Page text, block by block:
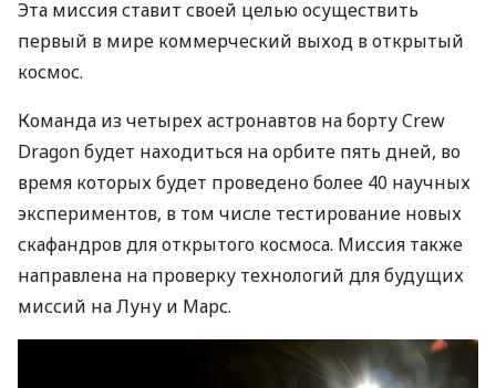
Эта миссия ставит своей целью осуществить
первый в мире коммерческий выход в открытый
космос.
Команда из четырех астронавтов на борту Crew
Dragon будет находиться на орбите пять дней, во
время которых будет проведено более 40 научных
экспериментов, в том числе тестирование новых
скафандров для открытого космоса. Миссия также
направлена ​​на проверку технологий для будущих
миссий на Луну и Марс.